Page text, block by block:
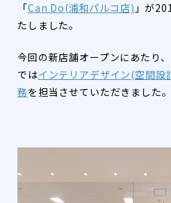
「Can Do(浦和パルコ店) 」が
たしました。
今回の新店舗オープンにあたり
ではインテリアデザイン(空間設
務を担当させていただきました。